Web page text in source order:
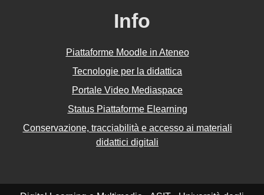
Info
Piattaforme Moodle in Ateneo
Tecnologie per la didattica
Portale Video Mediaspace
Status Piattaforme Elearning
Conservazione, tracciabilità e accesso ai materiali
didattici digitali